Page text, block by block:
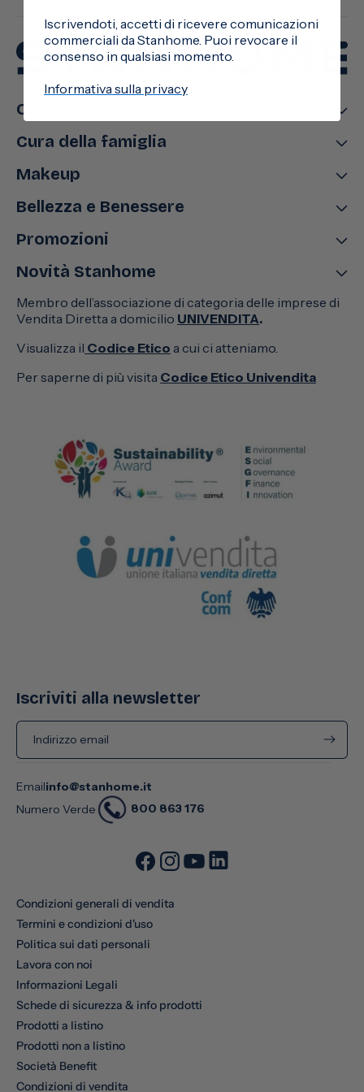
Cura della casa
Cura della famiglia
Makeup
Bellezza e Benessere
Promozioni
Novità Stanhome
Membro dell’associazione di categoria delle imprese di
Vendita Diretta a domicilio UNIVENDITA.
Visualizza il Codice Etico a cui ci atteniamo.
Per saperne di più visita Codice Etico Univendita
Iscriviti alla newsletter
Indirizzo email
Emailinfo@stanhome.it
Numero Verde
800 863 176
Condizioni generali di vendita
Termini e condizioni d'uso
Politica sui dati personali
Lavora con noi
Informazioni Legali
Schede di sicurezza & info prodotti
Prodotti a listino
Prodotti non a listino
Società Benefit
Condizioni di vendita
Iscrivendoti, accetti di ricevere comunicazioni
commerciali da Stanhome. Puoi revocare il
consenso in qualsiasi momento.
Informativa sulla privacy